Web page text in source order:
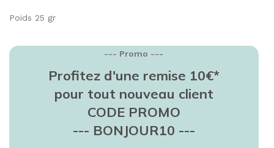
Poids 25 gr
--- Promo ---
Profitez d'une remise 10€*
pour tout nouveau client
CODE PROMO
--- BONJOUR10 ---